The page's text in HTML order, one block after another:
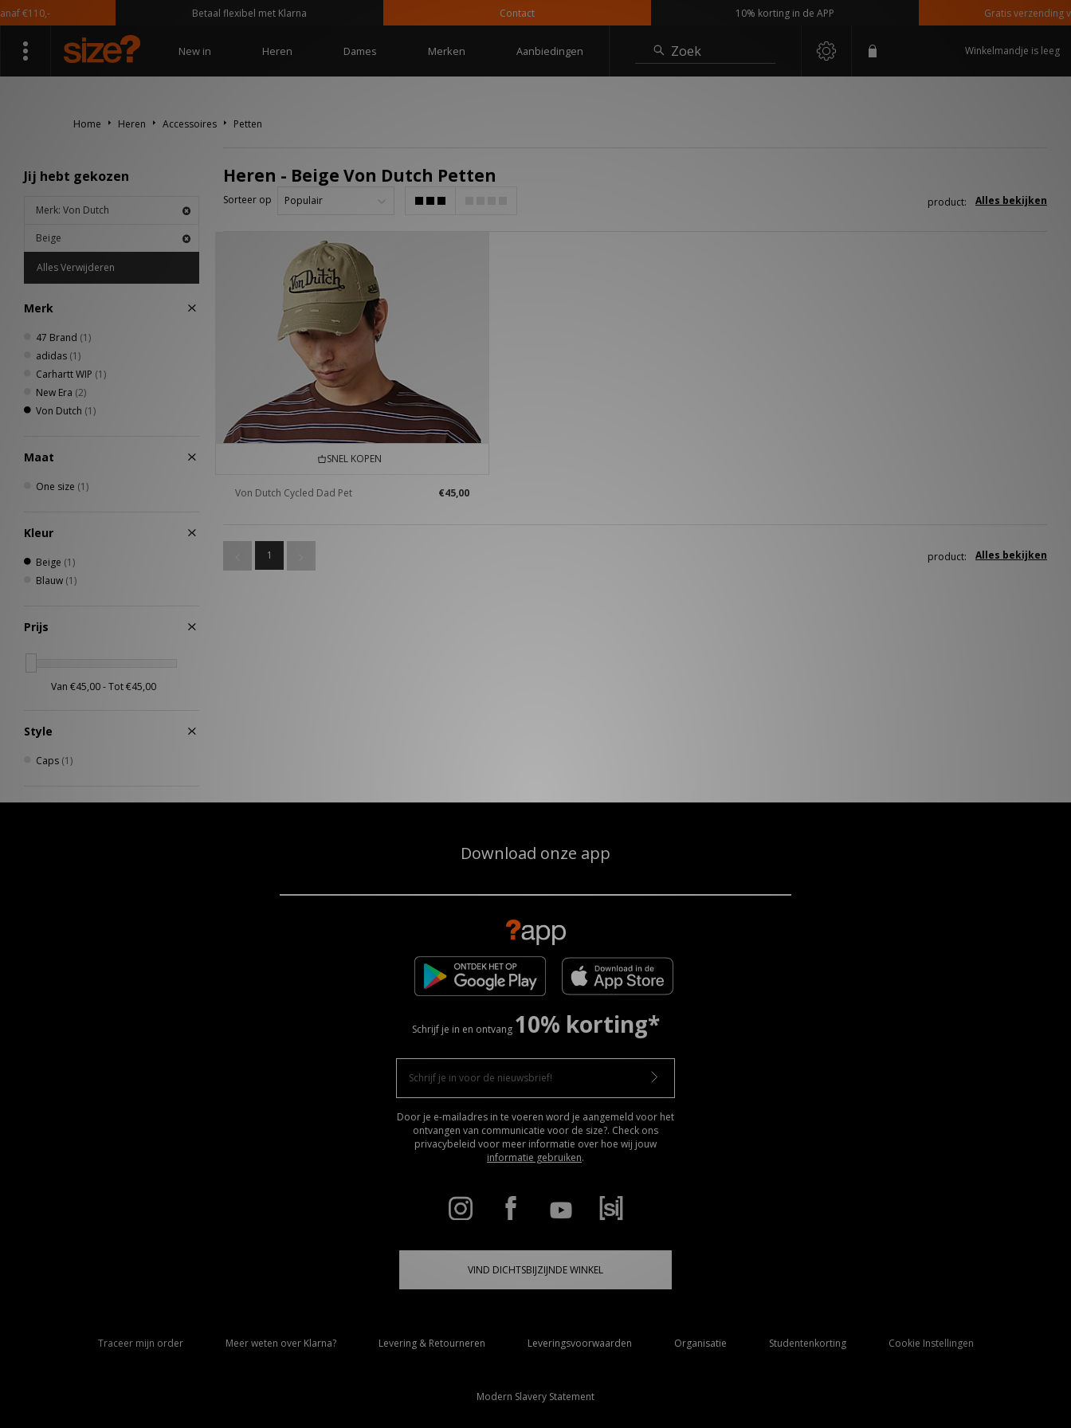
€110,- Betaal flexibel met Klarna Contact 10% korting in de APP Gratis verzending
New in Heren Dames Merken Aanbiedingen Zoek Winkelmandje is leeg
Home Heren Accessoires Petten
Jij hebt gekozen
Merk: Von Dutch
Beige
Alles Verwijderen
Merk
47 Brand (1)
adidas (1)
Carhartt WIP (1)
New Era (2)
Von Dutch (1)
Maat
One size (1)
Kleur
Beige (1)
Blauw (1)
Prijs
Style
Caps (1)
Heren - Beige Von Dutch Petten
Sorteer op Alles bekijken
product:
SNEL KOPEN
Von Dutch Cycled Dad Pet €45,00
1 Alles bekijken
product:
Download onze app
Schrijf je in en ontvang 10% korting*
Door je e-mailadres in te voeren word je aangemeld voor het
ontvangen van communicatie voor de size?. Check ons
privacybeleid voor meer informatie over hoe wij jouw
informatie gebruiken.
VIND DICHTSBIJZIJNDE WINKEL
Traceer mijn order Meer weten over Klarna? Levering & Retourneren Leveringsvoorwaarden Organisatie Studentenkorting Cookie Instellingen
Modern Slavery Statement